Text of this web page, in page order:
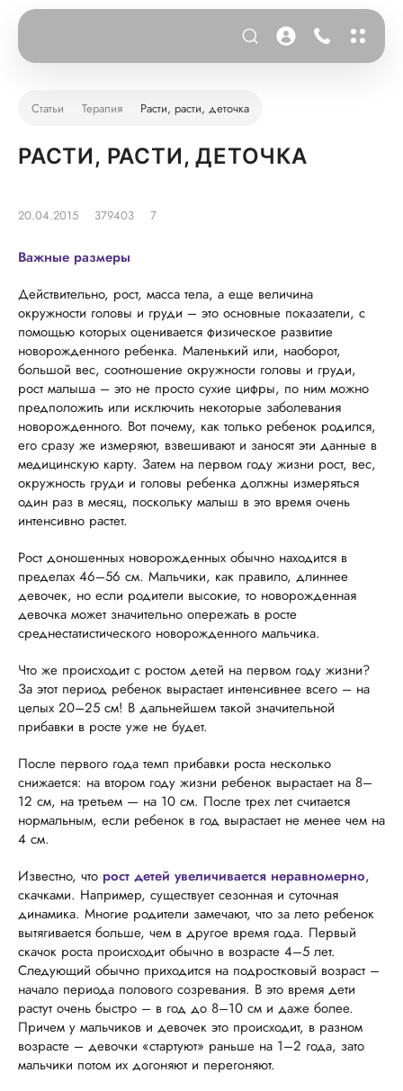
Статьи Терапия Расти, расти, деточка
РАСТИ, РАСТИ, ДЕТОЧКА
20.04.2015 379403 7
Важные размеры
Действительно, рост, масса тела, а еще величина
окружности головы и груди – это основные показатели, с
помощью которых оценивается физическое развитие
новорожденного ребенка. Маленький или, наоборот,
большой вес, соотношение окружности головы и груди,
рост малыша – это не просто сухие цифры, по ним можно
предположить или исключить некоторые заболевания
новорожденного. Вот почему, как только ребенок родился,
его сразу же измеряют, взвешивают и заносят эти данные в
медицинскую карту. Затем на первом году жизни рост, вес,
окружность груди и головы ребенка должны измеряться
один раз в месяц, поскольку малыш в это время очень
интенсивно растет.
Рост доношенных новорожденных обычно находится в
пределах 46–56 см. Мальчики, как правило, длиннее
девочек, но если родители высокие, то новорожденная
девочка может значительно опережать в росте
среднестатистического новорожденного мальчика.
Что же происходит с ростом детей на первом году жизни?
За этот период ребенок вырастает интенсивнее всего – на
целых 20–25 см! В дальнейшем такой значительной
прибавки в росте уже не будет.
После первого года темп прибавки роста несколько
снижается: на втором году жизни ребенок вырастает на 8–
12 см, на третьем — на 10 см. После трех лет считается
нормальным, если ребенок в год вырастает не менее чем на
4 см.
Известно, что рост детей увеличивается неравномерно,
скачками. Например, существует сезонная и суточная
динамика. Многие родители замечают, что за лето ребенок
вытягивается больше, чем в другое время года. Первый
скачок роста происходит обычно в возрасте 4–5 лет.
Следующий обычно приходится на подростковый возраст –
начало периода полового созревания. В это время дети
растут очень быстро – в год до 8–10 см и даже более.
Причем у мальчиков и девочек это происходит, в разном
возрасте – девочки «стартуют» раньше на 1–2 года, зато
мальчики потом их догоняют и перегоняют.